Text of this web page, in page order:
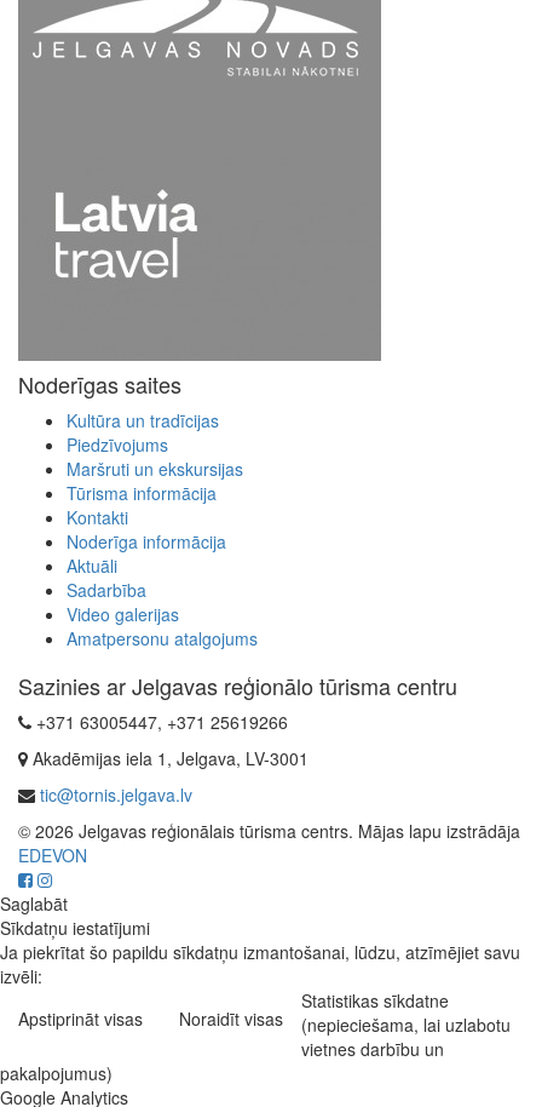
Noderīgas saites
Kultūra un tradīcijas
Piedzīvojums
Maršruti un ekskursijas
Tūrisma informācija
Kontakti
Noderīga informācija
Aktuāli
Sadarbība
Video galerijas
Amatpersonu atalgojums
Sazinies ar Jelgavas reģionālo tūrisma centru
+371 63005447, +371 25619266
Akadēmijas iela 1, Jelgava, LV-3001
tic@tornis.jelgava.lv
© 2026 Jelgavas reģionālais tūrisma centrs. Mājas lapu izstrādāja
EDEVON
Saglabāt
Sīkdatņu iestatījumi
Ja piekrītat šo papildu sīkdatņu izmantošanai, lūdzu, atzīmējiet savu
izvēli:
Apstiprināt visas
Noraidīt visas
Statistikas sīkdatne
(nepieciešama, lai uzlabotu
vietnes darbību un
pakalpojumus)
Google Analytics